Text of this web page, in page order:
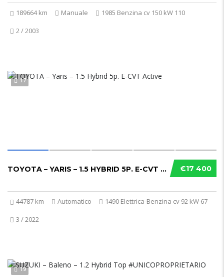
189664 km Manuale
1985 Benzina cv 150 kW 110
2 / 2003
17
€17 400
TOYOTA – YARIS – 1.5 HYBRID 5P. E-CVT ACTIVE...
44787 km Automatico
1490 Elettrica-Benzina cv 92 kW 67
3 / 2022
19